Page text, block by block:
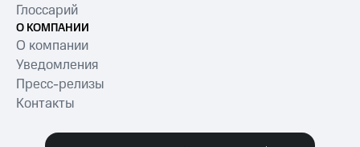
Глоссарий
О КОМПАНИИ
О компании
Уведомления
Пресс-релизы
Контакты